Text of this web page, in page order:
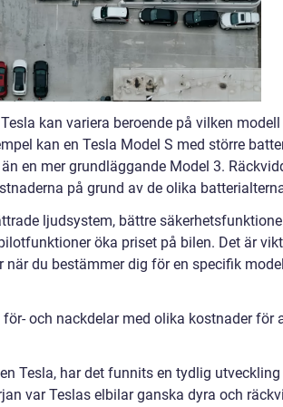
kan variera beroende på vilken
kan en Tesla Model S med större
en mer grundläggande Model 3.
på grund av de olika
ljudsystem, bättre
öka priset på bilen. Det är
du bestämmer dig för en specifik
och nackdelar med olika kostnader för
Tesla, har det funnits en tydlig
var Teslas elbilar ganska dyra och